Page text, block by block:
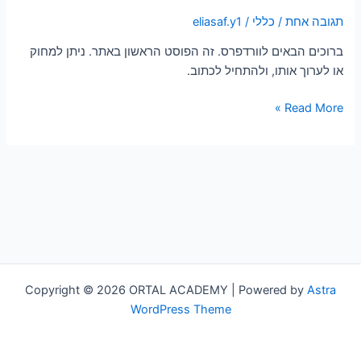
תגובה אחת / כללי /
eliasaf.y1
ברוכים הבאים לוורדפרס. זה הפוסט הראשון באתר. ניתן למחוק
או לערוך אותו, ולהתחיל לכתוב.
Read More »
Copyright © 2026 ORTAL ACADEMY | Powered by Astra
WordPress Theme